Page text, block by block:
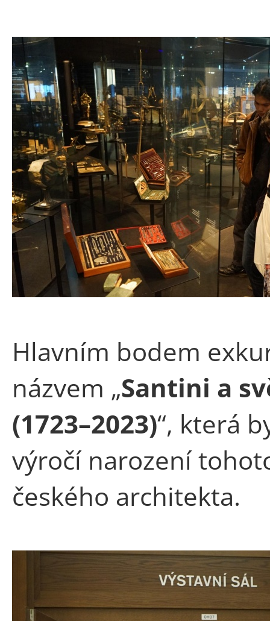
Hlavním bodem
názvem „Santini a
(1723–2023)“, která
výročí narození
českého architekta.